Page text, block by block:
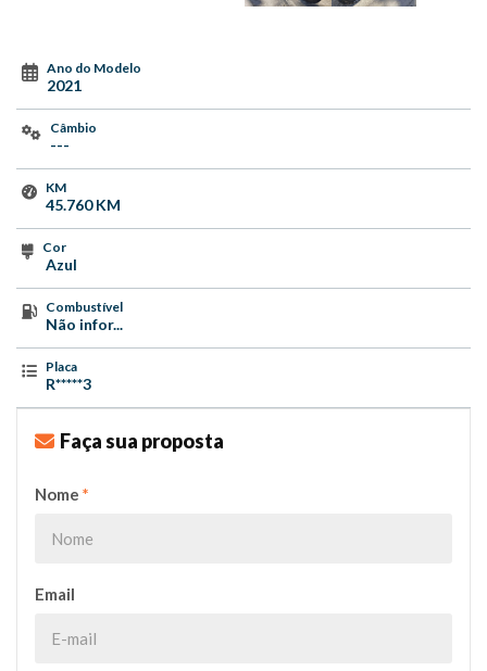
Ano do Modelo
2021
Câmbio
---
KM
45.760 KM
Cor
Azul
Combustível
Não infor...
Placa
R*****3
Faça sua proposta
Nome *
Email